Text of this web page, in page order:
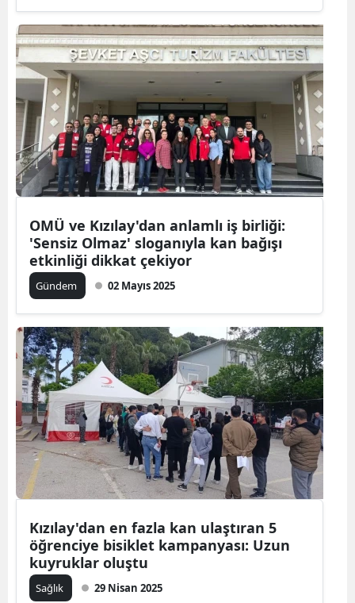
OMÜ ve Kızılay'dan anlamlı iş birliği:
'Sensiz Olmaz' sloganıyla kan bağışı
etkinliği dikkat çekiyor
Gündem 02 Mayıs 2025
Kızılay'dan en fazla kan ulaştıran 5
öğrenciye bisiklet kampanyası: Uzun
kuyruklar oluştu
Sağlık 29 Nisan 2025